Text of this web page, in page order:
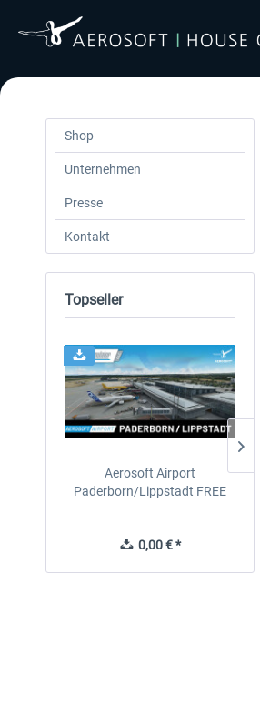
Shop
Unternehmen
Presse
Kontakt
Topseller
Aerosoft Airport
Paderborn/Lippstadt FREE
0,00 € *